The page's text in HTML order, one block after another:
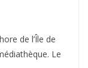
de l’Île de
Le